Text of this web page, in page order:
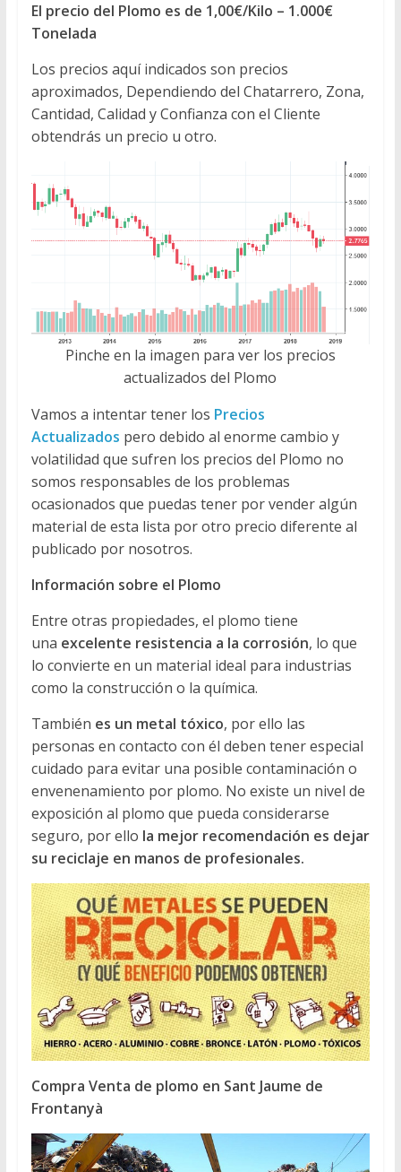
El precio del Plomo es de 1,00€/Kilo – 1.000€
Tonelada
Los precios aquí indicados son precios
aproximados, Dependiendo del Chatarrero, Zona,
Cantidad, Calidad y Confianza con el Cliente
obtendrás un precio u otro.
Pinche en la imagen para ver los precios
actualizados del Plomo
Vamos a intentar tener los Precios
Actualizados pero debido al enorme cambio y
volatilidad que sufren los precios del Plomo no
somos responsables de los problemas
ocasionados que puedas tener por vender algún
material de esta lista por otro precio diferente al
publicado por nosotros.
Información sobre el Plomo
Entre otras propiedades, el plomo tiene
una excelente resistencia a la corrosión, lo que
lo convierte en un material ideal para industrias
como la construcción o la química.
También es un metal tóxico, por ello las
personas en contacto con él deben tener especial
cuidado para evitar una posible contaminación o
envenenamiento por plomo. No existe un nivel de
exposición al plomo que pueda considerarse
seguro, por ello la mejor recomendación es dejar
su reciclaje en manos de profesionales.
Compra Venta de plomo en Sant Jaume de
Frontanyà